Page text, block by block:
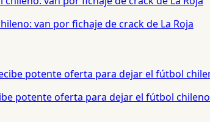
van por fichaje de crack de La Roja
potente oferta para dejar el fútbol chileno